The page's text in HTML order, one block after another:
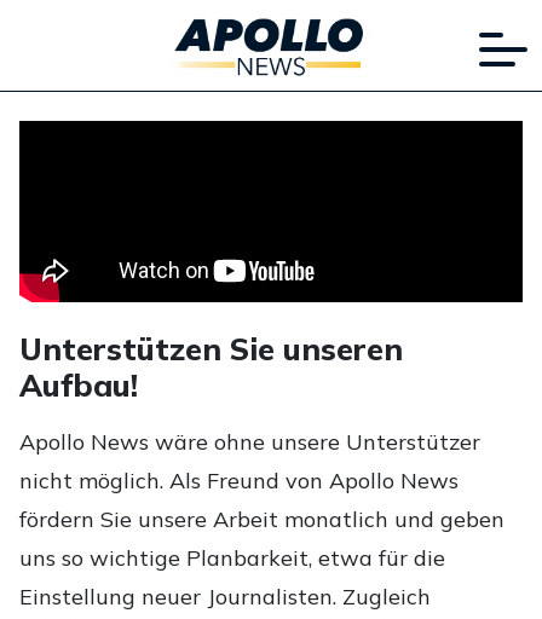
Unterstützen Sie unseren
Aufbau!
Apollo News wäre ohne unsere Unterstützer
nicht möglich. Als Freund von Apollo News
fördern Sie unsere Arbeit monatlich und geben
uns so wichtige Planbarkeit, etwa für die
Einstellung neuer Journalisten. Zugleich